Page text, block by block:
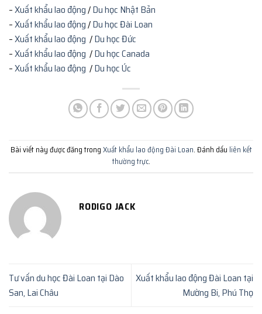
–Xuất khẩu lao động/Du học Nhật Bản
–Xuất khẩu lao động/Du học Đài Loan
–Xuất khẩu lao động /Du học Đức
–Xuất khẩu lao động /Du học Canada
–Xuất khẩu lao động /Du học Úc
Bài viết này được đăng trongXuất khẩu lao động Đài Loan. Đánh dấu liên kết
thường trực.
RODIGO JACK
Tư vấn du học Đài Loan tại Dào
San, Lai Châu
Xuất khẩu lao động Đài Loan tại
Mường Bi, Phú Thọ